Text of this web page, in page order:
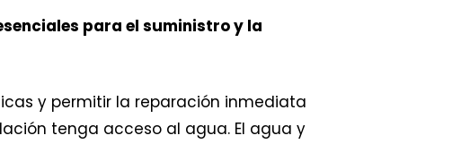
para el suministro y la
y permitir la reparación inmediata
tenga acceso al agua. El agua y